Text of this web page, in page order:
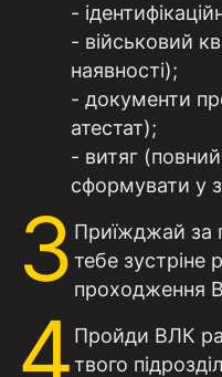
-
- військовий
наявностi);
- документи
атестат);
- витяг
сформувати у
3 Приїжджай за
тебе зустріне
проходження
4 Пройди ВЛК
твого